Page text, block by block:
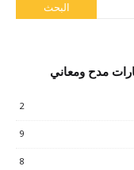
مدح ومعاني
2
9
8